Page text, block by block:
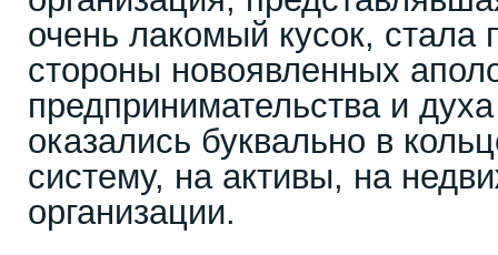
очень лакомый кусок, стала
стороны новоявленных
предпринимательства и
оказались буквально в
систему, на активы, на
организации.